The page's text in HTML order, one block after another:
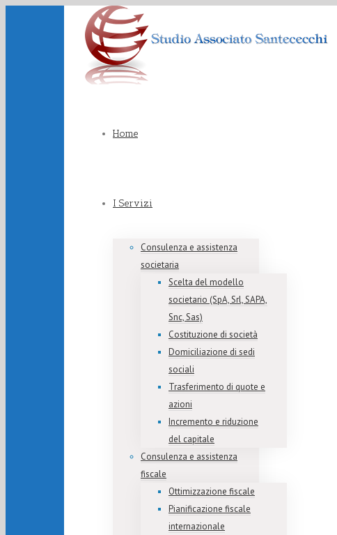
Home
I Servizi
Consulenza e assistenza
societaria
Scelta del modello
societario (SpA, Srl, SAPA,
Snc, Sas)
Costituzione di società
Domiciliazione di sedi
sociali
Trasferimento di quote e
azioni
Incremento e riduzione
del capitale
Consulenza e assistenza
fiscale
Ottimizzazione fiscale
Pianificazione fiscale
internazionale